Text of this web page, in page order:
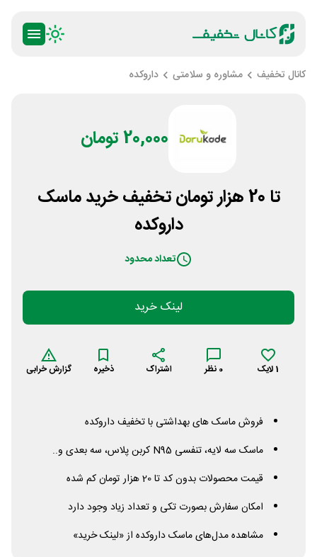
کانال تخفیف مشاوره و سلامتی داروکده
20,000 تومان
تا 20 هزار تومان تخفیف خرید ماسک
داروکده
تعداد محدود
لینک خرید
1لایک 0 نظر اشتراک ذخیره گزارش خرابی
فروش ماسک های بهداشتی با تخفیف داروکده
ماسک سه لایه، تنفسی N95 کربن پلاس، سه بعدی و..
قیمت محصولات بدون کد تا 20 هزار تومان کم شده
امکان سفارش بصورت تکی و تعداد زیاد وجود دارد
مشاهده مدل‌های ماسک داروکده از «لینک خرید»